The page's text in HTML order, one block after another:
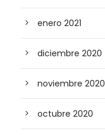
enero 2021
diciembre 2020
noviembre 2020
octubre 2020